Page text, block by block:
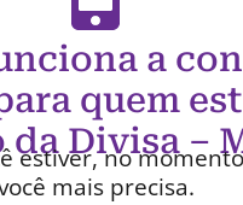
a
quem
da Divisa –
estiver, no
mais precisa.